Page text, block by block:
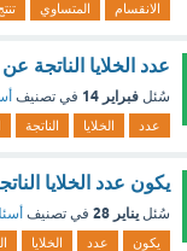
الانقسام المتساوي
عدد الخلايا الناتجة
سُئل فبراير 14 في تصنيف
عدد الخلايا الناتجة
يكون عدد الخلايا
سُئل يناير 28 في تصنيف
يكون عدد الخلايا